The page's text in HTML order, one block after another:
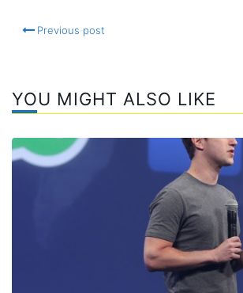
Previous post
YOU MIGHT ALSO LIKE